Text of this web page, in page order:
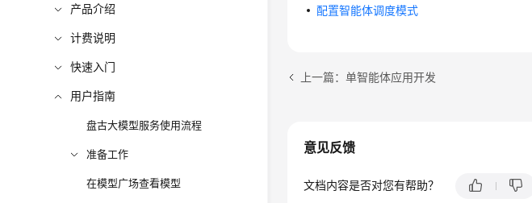
产品介绍
计费说明
快速入门
用户指南
盘古大模型服务使用流程
准备工作
在模型广场查看模型
配置智能体调度模式
上一篇：单智能体应用开发
意见反馈
文档内容是否对您有帮助？